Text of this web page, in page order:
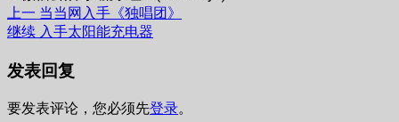
文
章
导
航
上一 上
篇
章：
当当网入手《独唱团》
继续 下
文
入手太阳能充电器
发表回复
要发表评论，您必须先登录。